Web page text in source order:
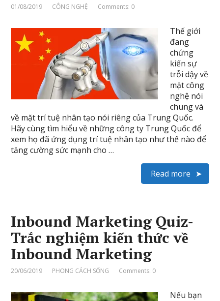
01/08/2019 CÔNG NGHỆ Comments: 0
Thế giới
đang
chứng
kiến sự
trỗi dậy về
mặt công
nghệ nói
chung và
về mặt trí tuệ nhân tạo nói riêng của Trung Quốc.
Hãy cùng tìm hiểu về những công ty Trung Quốc để
xem họ đã ứng dụng trí tuệ nhân tạo như thế nào để
tăng cường sức mạnh cho …
Read more
Inbound Marketing Quiz-
Trắc nghiệm kiến thức về
Inbound Marketing
20/06/2019 PHONG CÁCH SỐNG Comments: 0
Nếu bạn